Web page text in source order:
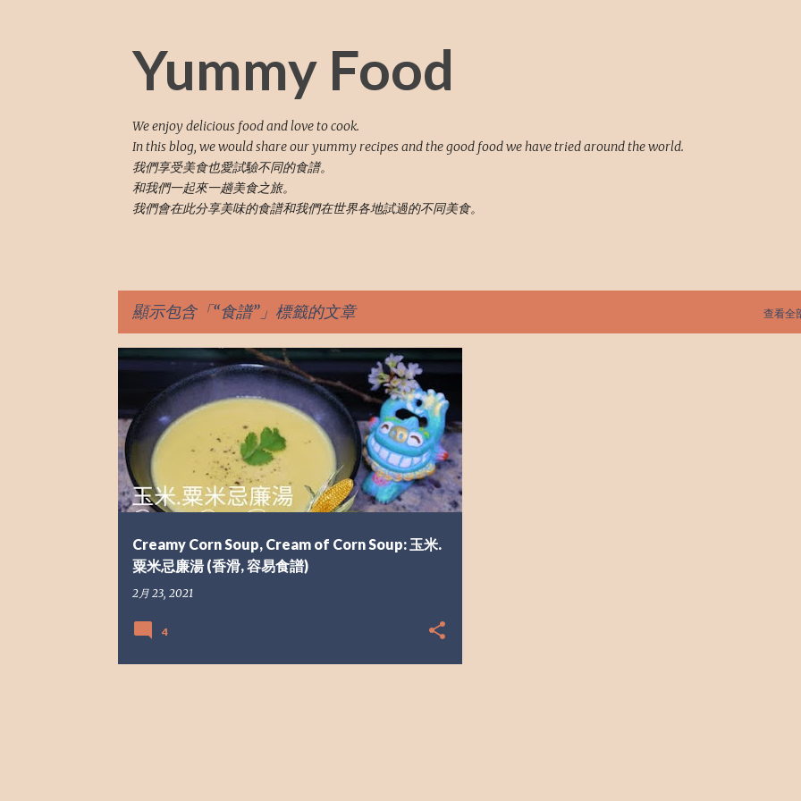
Yummy Food
We enjoy delicious food and love to cook.
In this blog, we would share our yummy recipes and the good food we have tried around the world.
我們享受美食也愛試驗不同的食譜。
和我們一起來一趟美食之旅。
我們會在此分享美味的食譜和我們在世界各地試過的不同美食。
顯示包含「 食譜 」標籤的文章 查看全
章
Creamy Corn Soup, Cream of Corn Soup: 玉米.
粟米忌廉湯 (香滑, 容易食譜)
2月 23, 2021
食譜 湯 RECIPE SOUP
4